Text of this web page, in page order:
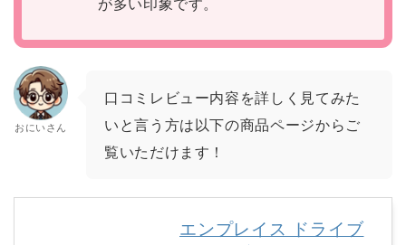
が多い印象です。
おにいさん
口コミレビュー内容を詳しく見てみた
いと言う方は以下の商品ページからご
覧いただけます！
エンプレイス ドライブ